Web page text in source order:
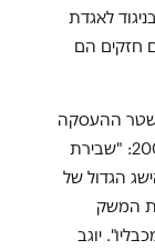
לאגדת
חזקים הם
ההעסקה
שקידם מקורבו של נתניהו, אורי יוגב, כבר ב-2004: "שבירת
הגדול של
המשק
יוגב